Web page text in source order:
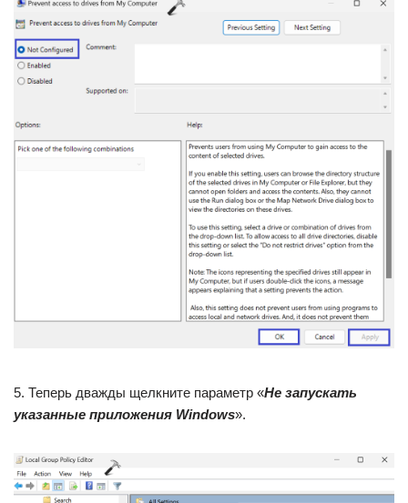
5. Теперь дважды щелкните параметр «Не запускать
указанные приложения Windows».